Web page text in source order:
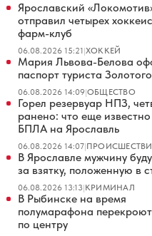
Ярославский
отправил четырех
фарм-клуб
06.08.2026 15:21|ХОККЕЙ
Мария Львова-Белова
паспорт туриста
06.08.2026 14:09|ОБЩЕСТВО
Горел резервуар НПЗ,
ранено: что еще
БПЛА на Ярославль
06.08.2026 14:07|
В Ярославле мужчину
за взятку, положенную в
06.08.2026 13:13|КРИМИНАЛ
В Рыбинске на время
полумарафона
по центру